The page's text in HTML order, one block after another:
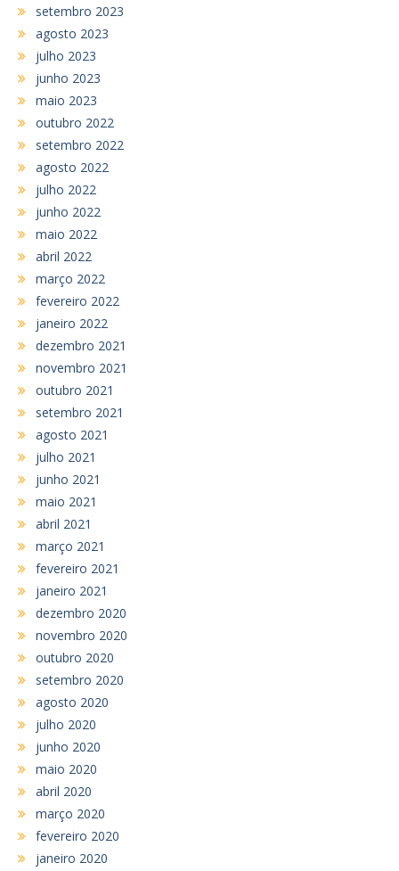
setembro 2023
agosto 2023
julho 2023
junho 2023
maio 2023
outubro 2022
setembro 2022
agosto 2022
julho 2022
junho 2022
maio 2022
abril 2022
março 2022
fevereiro 2022
janeiro 2022
dezembro 2021
novembro 2021
outubro 2021
setembro 2021
agosto 2021
julho 2021
junho 2021
maio 2021
abril 2021
março 2021
fevereiro 2021
janeiro 2021
dezembro 2020
novembro 2020
outubro 2020
setembro 2020
agosto 2020
julho 2020
junho 2020
maio 2020
abril 2020
março 2020
fevereiro 2020
janeiro 2020